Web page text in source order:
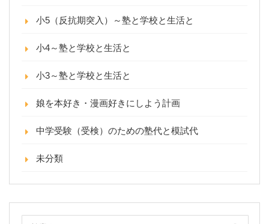
小5（反抗期突入）～塾と学校と生活と
小4～塾と学校と生活と
小3～塾と学校と生活と
娘を本好き・漫画好きにしよう計画
中学受験（受検）のための塾代と模試代
未分類